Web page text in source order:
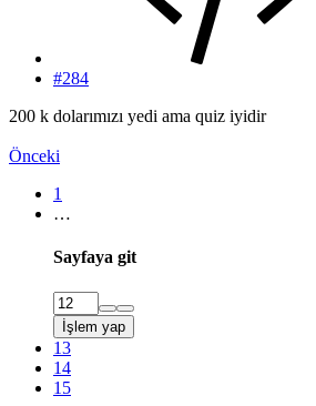
#284
200 k dolarımızı yedi ama quiz iyidir
Önceki
1
…
Sayfaya git
İşlem yap
13
14
15